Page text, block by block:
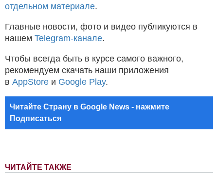
ЧИТАЙТЕ ТАКЖЕ
отдельном материале.
Главные новости, фото и видео публикуются в
нашем Telegram-канале.
Чтобы всегда быть в курсе самого важного,
рекомендуем скачать наши приложения
в AppStore и Google Play.
Читайте Страну в Google News - нажмите
Подписаться